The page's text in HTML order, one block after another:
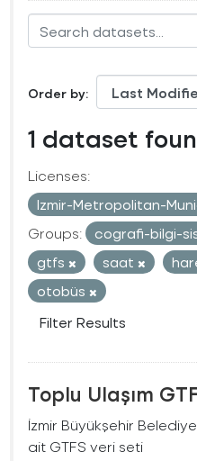
Order by
1 dataset
Licenses:
Izmir-Metropolitan-
Groups:
cografi-bilgi-
gtfs
saat
otobüs
Filter Results
Toplu Ulaşım
İzmir Büyükşehir
ait GTFS veri seti